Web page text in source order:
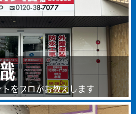
をプロがお教えします